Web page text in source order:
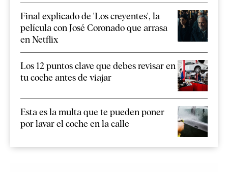
Final explicado de 'Los creyentes', la
película con José Coronado que arrasa
en Netflix
Los 12 puntos clave que debes revisar en
tu coche antes de viajar
Esta es la multa que te pueden poner
por lavar el coche en la calle